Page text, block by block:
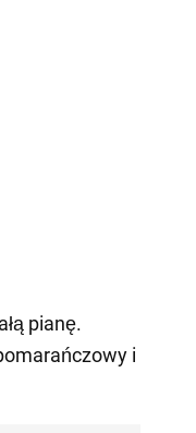
pianę.
i